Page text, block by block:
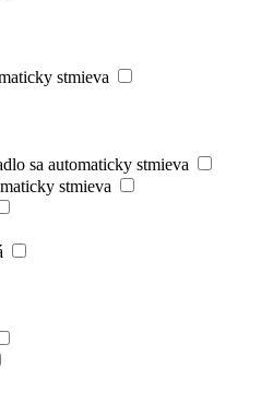
stmieva
sa automaticky stmieva
stmieva